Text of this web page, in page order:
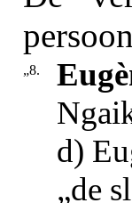
„8.
d)
„de